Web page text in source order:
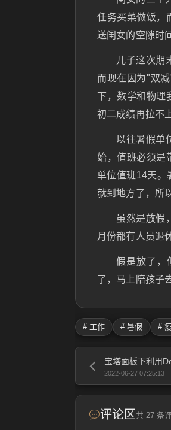
任务买菜做饭，
送闺女的空隙时
儿子这次期
而现在因为"双
下，数学和物理
初二成绩再拉不
以往暑假单
始，值班必须是
单位值班14天。
就到地方了，所
虽然是放假
月份都有人员退
假是放了，
了，马上陪孩子
# 工作 # 暑假 #
宝塔面板下利用
2022-06-27 07:25:13
评论区 共 27 条